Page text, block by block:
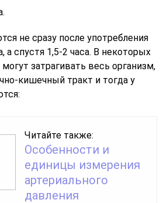
не сразу после употребления
а спустя 1,5-2 часа. В некоторых
могут затрагивать весь организм,
кишечный тракт и тогда у
Читайте также:
Особенности и
единицы измерения
артериального
давления